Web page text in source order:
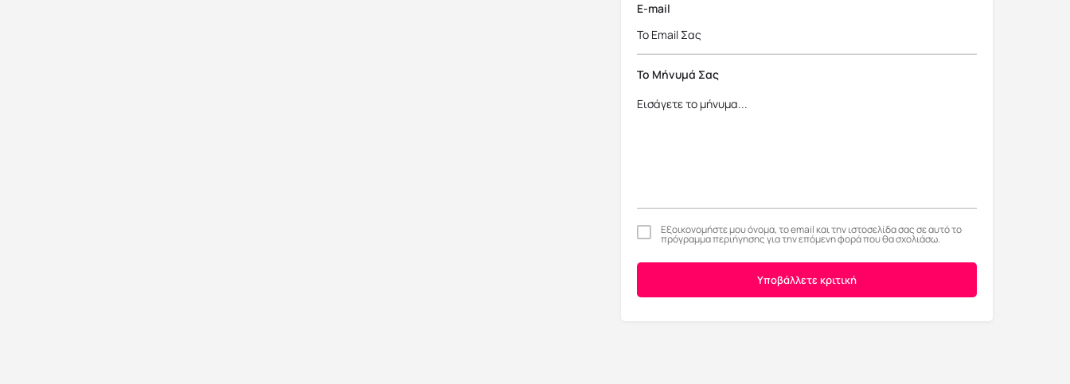
E-mail
Το Μήνυμά Σας
Εξοικονομήστε μου όνομα, το email και την ιστοσελίδα σας σε αυτό το
πρόγραμμα περιήγησης για την επόμενη φορά που θα σχολιάσω.
Υποβάλλετε κριτική